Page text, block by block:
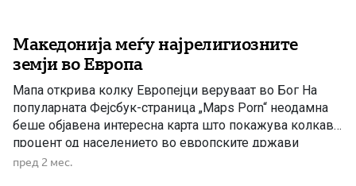
Македонија меѓу најрелигиозните
земји во Европа
Мапа открива колку Европејци веруваат во Бог На
популарната Фејсбук-страница „Maps Porn“ неодамна
беше објавена интересна карта што покажува колкав
процент од населението во европските држави
верува во Бог. Податоците откриваат значителни
пред 2 мес.